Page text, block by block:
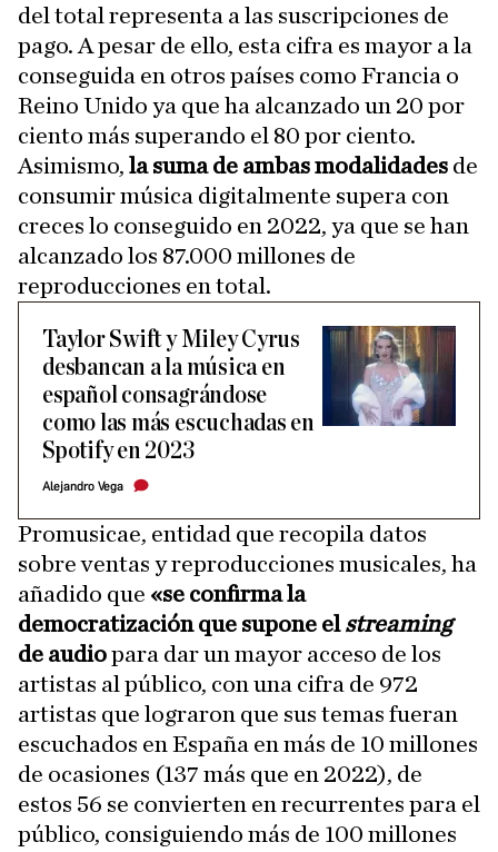
del total representa a las suscripciones de
pago. A pesar de ello, esta cifra es mayor a la
conseguida en otros países como Francia o
Reino Unido ya que ha alcanzado un 20 por
ciento más superando el 80 por ciento.
Asimismo, la suma de ambas modalidades de
consumir música digitalmente supera con
creces lo conseguido en 2022, ya que se han
alcanzado los 87.000 millones de
reproducciones en total.
Taylor Swift y Miley Cyrus
desbancan a la música en
español consagrándose
como las más escuchadas en
Spotify en 2023
Alejandro Vega
Promusicae, entidad que recopila datos
sobre ventas y reproducciones musicales, ha
añadido que «se confirma la
democratización que supone elstreaming
de audiopara dar un mayor acceso de los
artistas al público, con una cifra de 972
artistas que lograron que sus temas fueran
escuchados en España en más de 10 millones
de ocasiones (137 más que en 2022), de
estos 56 se convierten en recurrentes para el
público, consiguiendo más de 100 millones